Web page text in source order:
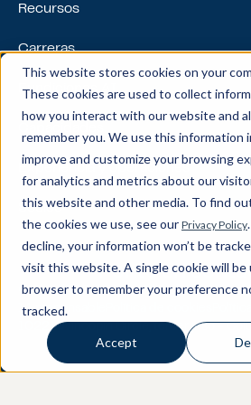
This website stores cookies on your
These cookies are used to collect
how you interact with our website and
remember you. We use this information
improve and customize your browsing
for analytics and metrics about our
this website and other media. To find
the cookies we use, see our Privacy Policy
decline, your information won’t be
visit this website. A single cookie will be
browser to remember your preference
tracked.
Accept
Premios y reconocimientos
Servicios financieros
Viajes y hospitalidad
Energía
Tecnología, medios y
Recursos
Casos prácticos
Liderazgo intelectual
Medios y eventos
Noticias
Carreras
Life @ Blend
Bolsa de trabajo
Todas las estrellas
Aspectos destacados del equipo
Fundiciones AI
Mezcla X
Ciencia de datos
Ingeniería de datos
Inteligencia empresarial
Gobernanza de datos
MLOP
Experiencia y operaciones
Experiencia del cliente
Producto
Operaciones empresariales
Cadena de suministro
Socios
About Our Partners
Data Bricks
Copo de nieve
Ponte en
© Blend3602026 — All Rights
IA responsable
10221 Wincopin Circle, tercer piso -